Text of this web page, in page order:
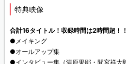
特典映像
合計16タイトル！収録時間は2時間超！！
●メイキング
●オールアップ集
●インタビュー集（清原果耶・間宮祥太